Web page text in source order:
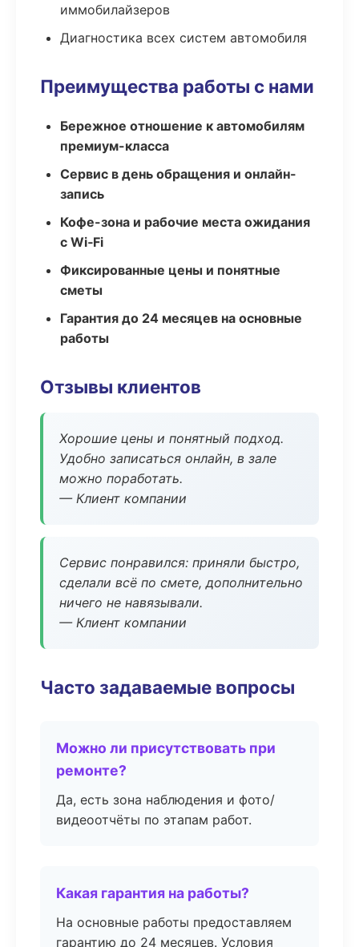
иммобилайзеров
Диагностика всех систем автомобиля
Преимущества работы с нами
Бережное отношение к автомобилям
премиум-класса
Сервис в день обращения и онлайн-
запись
Кофе-зона и рабочие места ожидания
с Wi‑Fi
Фиксированные цены и понятные
сметы
Гарантия до 24 месяцев на основные
работы
Отзывы клиентов
Хорошие цены и понятный подход.
Удобно записаться онлайн, в зале
можно поработать.
— Клиент компании
Сервис понравился: приняли быстро,
сделали всё по смете, дополнительно
ничего не навязывали.
— Клиент компании
Часто задаваемые вопросы
Можно ли присутствовать при
ремонте?
Да, есть зона наблюдения и фото/
видеоотчёты по этапам работ.
Какая гарантия на работы?
На основные работы предоставляем
гарантию до 24 месяцев. Условия